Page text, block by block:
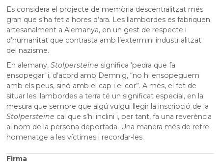
Es considera el projecte de memòria descentralitzat més
gran que s’ha fet a hores d’ara. Les llambordes es fabriquen
artesanalment a Alemanya, en un gest de respecte i
d’humanitat que contrasta amb l’extermini industrialitzat
del nazisme.
En alemany,Stolpersteine significa ‘pedra que fa
ensopegar’ i, d’acord amb Demnig, “no hi ensopeguem
amb els peus, sinó amb el cap i el cor”. A més, el fet de
situar les llambordes a terra té un significat especial, en la
mesura que sempre que algú vulgui llegir la inscripció de la
Stolpersteine cal que s’hi inclini i, per tant, fa una reverència
al nom de la persona deportada. Una manera més de retre
homenatge a les víctimes i recordar-les.
Firma